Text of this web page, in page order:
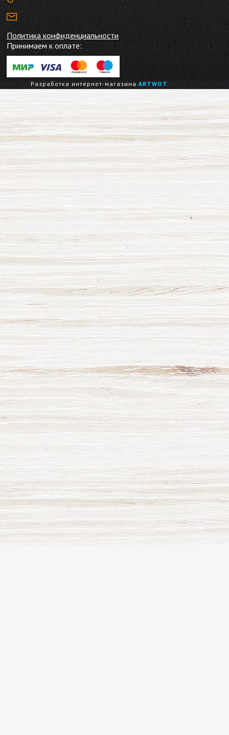
Политика конфиденциальности
Принимаем к оплате:
Разработка интернет-магазина ARTWOT